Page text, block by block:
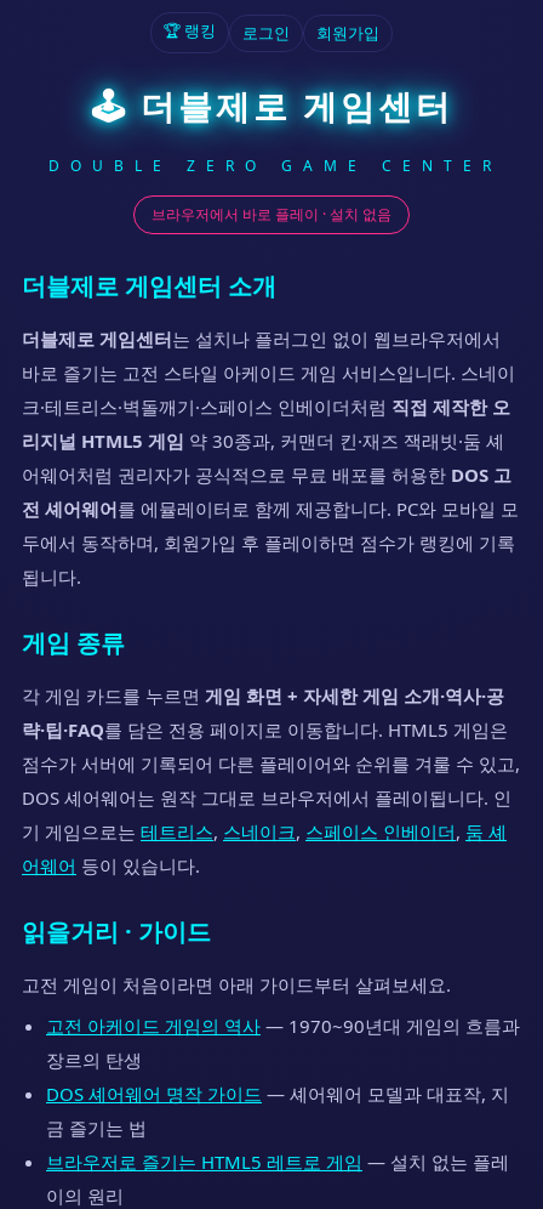
🏆 랭킹 로그인 회원가입
🕹 더블제로 게임센터
D O U B L E Z E R O G A M E C E N T E R
브라우저에서 바로 플레이 · 설치 없음
더블제로 게임센터 소개
더블제로 게임센터는 설치나 플러그인 없이 웹브라우저에서
바로 즐기는 고전 스타일 아케이드 게임 서비스입니다. 스네이
크·테트리스·벽돌깨기·스페이스 인베이더처럼 직접 제작한 오
리지널 HTML5 게임 약 30종과, 커맨더 킨·재즈 잭래빗·둠 셰
어웨어처럼 권리자가 공식적으로 무료 배포를 허용한 DOS 고
전 셰어웨어를 에뮬레이터로 함께 제공합니다. PC와 모바일 모
두에서 동작하며, 회원가입 후 플레이하면 점수가 랭킹에 기록
됩니다.
게임 종류
각 게임 카드를 누르면 게임 화면 + 자세한 게임 소개·역사·공
략·팁·FAQ를 담은 전용 페이지로 이동합니다. HTML5 게임은
점수가 서버에 기록되어 다른 플레이어와 순위를 겨룰 수 있고,
DOS 셰어웨어는 원작 그대로 브라우저에서 플레이됩니다. 인
기 게임으로는 테트리스, 스네이크, 스페이스 인베이더, 둠 셰
어웨어 등이 있습니다.
읽을거리 · 가이드
고전 게임이 처음이라면 아래 가이드부터 살펴보세요.
고전 아케이드 게임의 역사 — 1970~90년대 게임의 흐름과
장르의 탄생
DOS 셰어웨어 명작 가이드 — 셰어웨어 모델과 대표작, 지
금 즐기는 법
브라우저로 즐기는 HTML5 레트로 게임 — 설치 없는 플레
이의 원리